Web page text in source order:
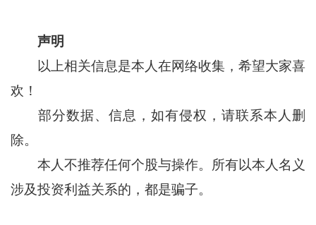
声明
以上相关信息是本人在网络收集，希望大家喜
欢！
部分数据、信息，如有侵权，请联系本人删
除。
本人不推荐任何个股与操作。所有以本人名义
涉及投资利益关系的，都是骗子。